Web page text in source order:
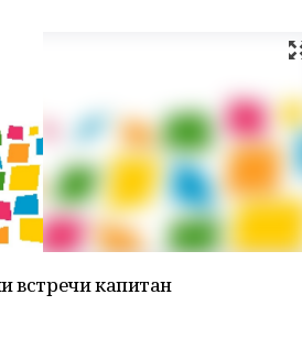
встречи капитан